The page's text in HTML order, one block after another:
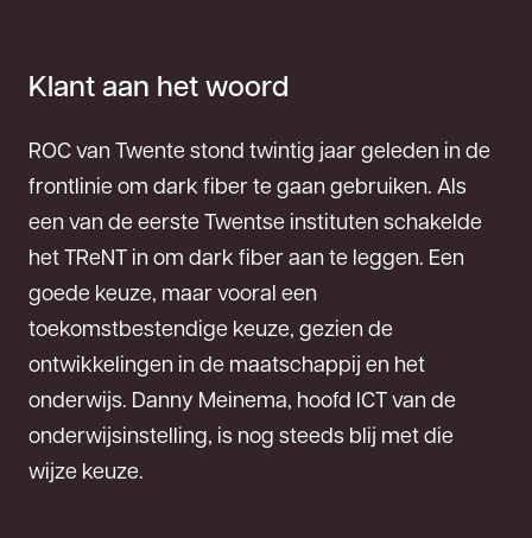
Klant aan het woord
ROC van Twente stond twintig jaar geleden in de
frontlinie om dark fiber te gaan gebruiken. Als
een van de eerste Twentse instituten schakelde
het TReNT in om dark fiber aan te leggen. Een
goede keuze, maar vooral een
toekomstbestendige keuze, gezien de
ontwikkelingen in de maatschappij en het
onderwijs. Danny Meinema, hoofd ICT van de
onderwijsinstelling, is nog steeds blij met die
wijze keuze.